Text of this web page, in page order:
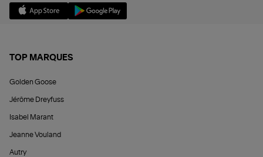
TOP MARQUES
Golden Goose
Jérôme Dreyfuss
Isabel Marant
Jeanne Vouland
Autry